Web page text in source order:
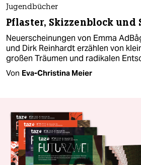
Jugendbücher
Pflaster, Skizzenblock und
Neuerscheinungen von Emma
und Dirk Reinhardt erzählen von
großen Träumen und radikalen
Von Eva-Christina Meier